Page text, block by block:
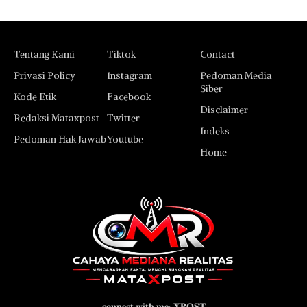
Tentang Kami
Privasi Policy
Kode Etik
Redaksi Mataxpost
Pedoman Hak Jawab
Tiktok
Instagram
Facebook
Twitter
Youtube
Contact
Pedoman Media
Siber
Disclaimer
Indeks
Home